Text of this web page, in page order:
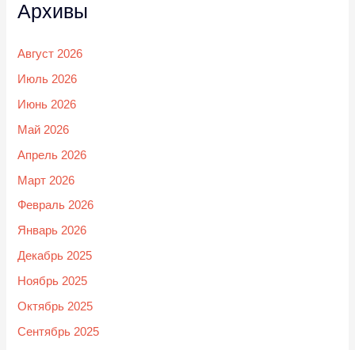
Архивы
Август 2026
Июль 2026
Июнь 2026
Май 2026
Апрель 2026
Март 2026
Февраль 2026
Январь 2026
Декабрь 2025
Ноябрь 2025
Октябрь 2025
Сентябрь 2025